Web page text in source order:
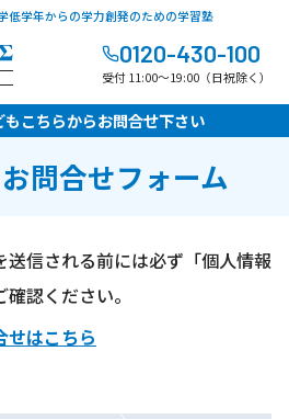
低学年からの学力創発のための学習塾
0120-430-100
受付 11:00～19:00（日祝除く）
問合せフォーム
こちらからお問合せ下さい
送信される前には必ず「個人情報
認ください。
せはこちら